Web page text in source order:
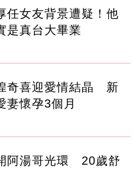
任女友背景遭疑！他
是真台大畢業
奇喜迎愛情結晶 新
妻懷孕3個月
阿湯哥光環 20歲舒